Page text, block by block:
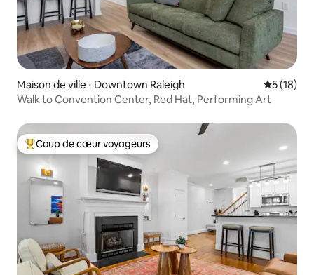
Maison de ville ⋅ Downtown Raleigh
5 (18)
Walk to Convention Center, Red Hat, Performing Art
Coups de cœur voyageurs les plus appréciés
Coup de cœur voyageurs